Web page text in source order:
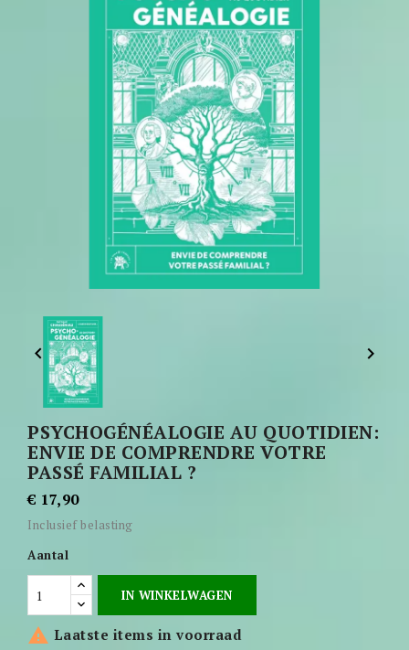
 
PSYCHOGÉNÉALOGIE AU QUOTIDIEN:
ENVIE DE COMPRENDRE VOTRE
PASSÉ FAMILIAL ?
€ 17,90
Inclusief belasting
Aantal
IN WINKELWAGEN
 Laatste items in voorraad